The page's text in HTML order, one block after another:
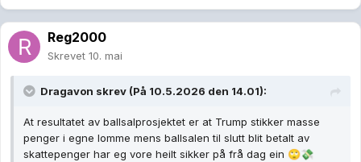
Reg2000
Skrevet 10. mai
Dragavon skrev (På 10.5.2026 den 14.01):
At resultatet av ballsalprosjektet er at Trump stikker masse
penger i egne lomme mens ballsalen til slutt blit betalt av
skattepenger har eg vore heilt sikker på frå dag ein 🙄💸